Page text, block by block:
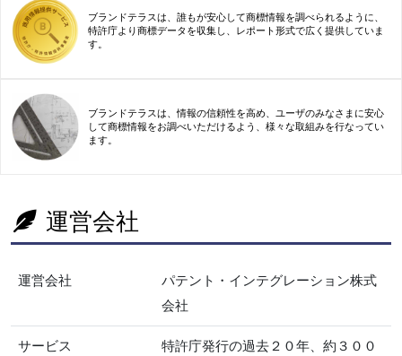
ブランドテラスは、誰もが安心して商標情報を調べられるように、
特許庁より商標データを収集し、レポート形式で広く提供していま
す。
ブランドテラスは、情報の信頼性を高め、ユーザのみなさまに安心
して商標情報をお調べいただけるよう、様々な取組みを行なってい
ます。
運営会社
運営会社
パテント・インテグレーション株式
会社
サービス
特許庁発行の過去２０年、約３００